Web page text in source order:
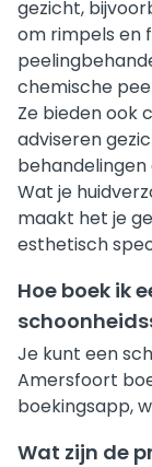
gezicht,
om rimpels en
chemische
Ze bieden ook
adviseren
Wat je
maakt het je
esthetisch
Hoe boek ik
Je kunt een
Amersfoort
boekingsapp,
Wat zijn de